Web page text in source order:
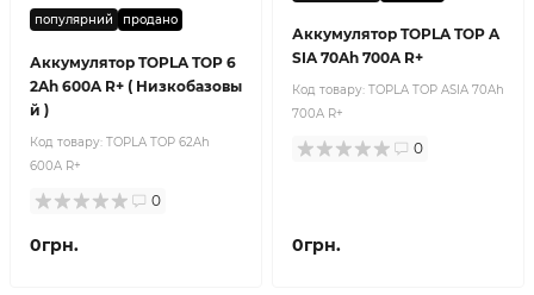
популярний продано
Аккумулятор TOPLA TOP 6
2Ah 600A R+ ( Низкобазовы
й )
Код товару: TOPLA TOP 62Ah
600A R+
0
0грн.
Аккумулятор TOPLA TOP A
SIA 70Ah 700A R+
Код товару: TOPLA TOP ASIA 70Ah
700A R+
0
0грн.